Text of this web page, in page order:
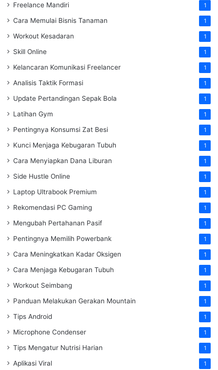
Freelance Mandiri 1
Cara Memulai Bisnis Tanaman 1
Workout Kesadaran 1
Skill Online 1
Kelancaran Komunikasi Freelancer 1
Analisis Taktik Formasi 1
Update Pertandingan Sepak Bola 1
Latihan Gym 1
Pentingnya Konsumsi Zat Besi 1
Kunci Menjaga Kebugaran Tubuh 1
Cara Menyiapkan Dana Liburan 1
Side Hustle Online 1
Laptop Ultrabook Premium 1
Rekomendasi PC Gaming 1
Mengubah Pertahanan Pasif 1
Pentingnya Memilih Powerbank 1
Cara Meningkatkan Kadar Oksigen 1
Cara Menjaga Kebugaran Tubuh 1
Workout Seimbang 1
Panduan Melakukan Gerakan Mountain 1
Tips Android 1
Microphone Condenser 1
Tips Mengatur Nutrisi Harian 1
Aplikasi Viral 1